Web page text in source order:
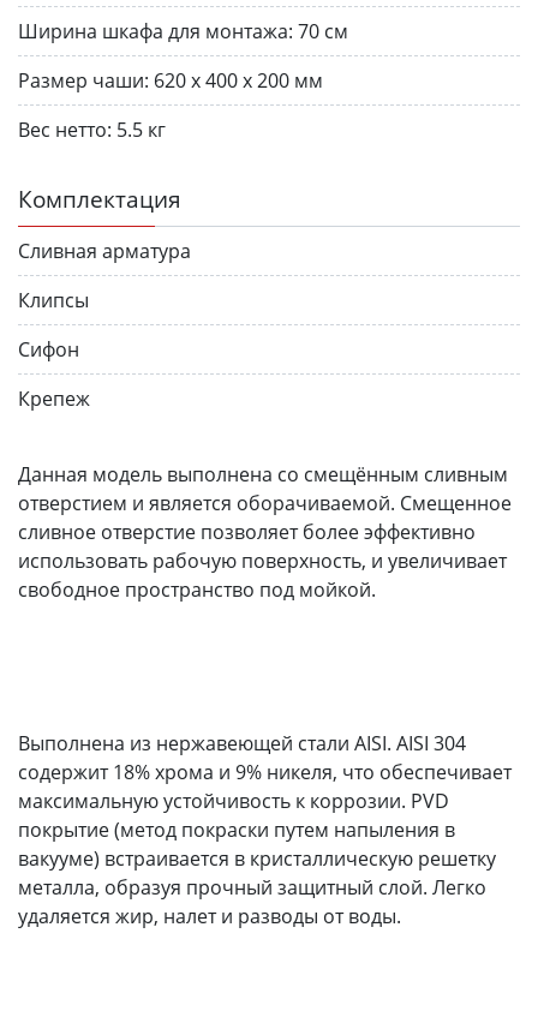
Ширина шкафа для монтажа: 70 см
Размер чаши: 620 x 400 х 200 мм
Вес нетто: 5.5 кг
Комплектация
Сливная арматура
Клипсы
Сифон
Крепеж
Данная модель выполнена со смещённым сливным
отверстием и является оборачиваемой. Смещенное
сливное отверстие позволяет более эффективно
использовать рабочую поверхность, и увеличивает
свободное пространство под мойкой.
Выполнена из нержавеющей стали AISI. AISI 304
содержит 18% хрома и 9% никеля, что обеспечивает
максимальную устойчивость к коррозии. PVD
покрытие (метод покраски путем напыления в
вакууме) встраивается в кристаллическую решетку
металла, образуя прочный защитный слой. Легко
удаляется жир, налет и разводы от воды.